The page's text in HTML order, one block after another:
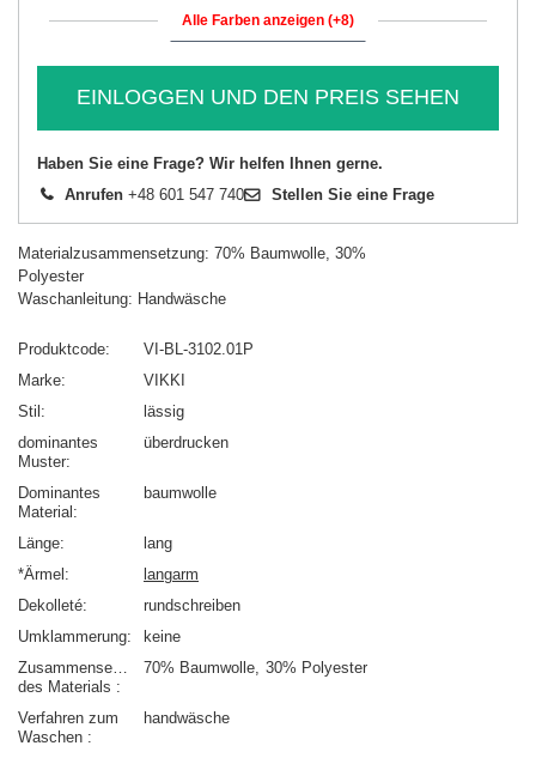
Alle Farben anzeigen (+8)
EINLOGGEN UND DEN PREIS SEHEN
Haben Sie eine Frage? Wir helfen Ihnen gerne.
Anrufen +48 601 547 740 Stellen Sie eine Frage
Materialzusammensetzung: 70% Baumwolle, 30%
Polyester
Waschanleitung: Handwäsche
Produktcode
VI-BL-3102.01P
Marke
VIKKI
Stil
lässig
dominantes
Muster
überdrucken
Dominantes
Material
baumwolle
Länge
lang
*Ärmel
langarm
Dekolleté
rundschreiben
Umklammerung
keine
Zusammensetzung
des Materials
70% Baumwolle 30% Polyester
Verfahren zum
Waschen
handwäsche